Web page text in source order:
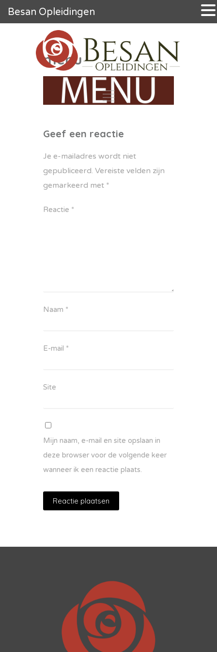
menu
Geef een reactie
Je e-mailadres wordt niet
gepubliceerd. Vereiste velden zijn
gemarkeerd met *
Reactie *
Naam *
E-mail *
Site
Mijn naam, e-mail en site opslaan in
deze browser voor de volgende keer
wanneer ik een reactie plaats.
Besan Opleidingen